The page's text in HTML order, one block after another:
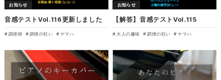
お知らせ
音感テストVol.116更新しました
調律師 調律の狂い ヤマハ
お知らせ
【解答】音感テストVol.115
大人の趣味 調律の狂い ヤマハ